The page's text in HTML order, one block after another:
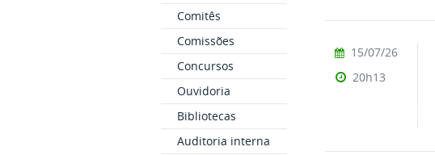
Comitês
Comissões
Concursos
Ouvidoria
Bibliotecas
Auditoria interna
15/07/26
20h13